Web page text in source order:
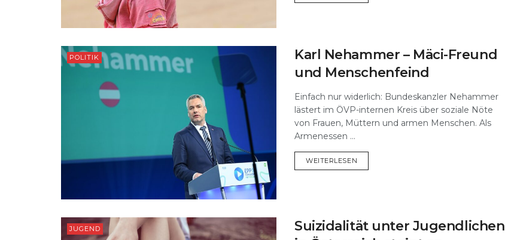
POLITIK
Karl Nehammer – Mäci-Freund
und Menschenfeind
Einfach nur widerlich: Bundeskanzler Nehammer
lästert im ÖVP-internen Kreis über soziale Nöte
von Frauen, Müttern und armen Menschen. Als
Armenessen ...
WEITERLESEN
JUGEND
Suizidalität unter Jugendlichen